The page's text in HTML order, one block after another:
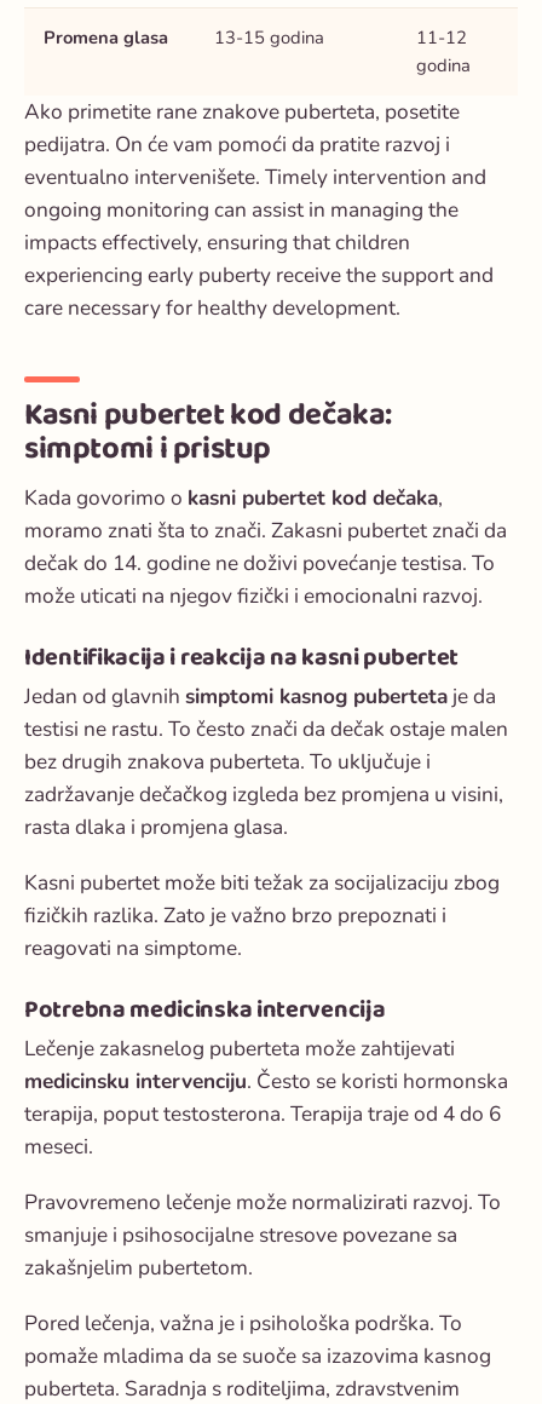
Promena glasa 13-15 godina
11-12
godina
Ako primetite rane znakove puberteta, posetite
pedijatra. On će vam pomoći da pratite razvoj i
eventualno intervenišete. Timely intervention and
ongoing monitoring can assist in managing the
impacts effectively, ensuring that children
experiencing early puberty receive the support and
care necessary for healthy development.
Kasni pubertet kod dečaka:
simptomi i pristup
Kada govorimo o kasni pubertet kod dečaka,
moramo znati šta to znači. Zakasni pubertet znači da
dečak do 14. godine ne doživi povećanje testisa. To
može uticati na njegov fizički i emocionalni razvoj.
Identifikacija i reakcija na kasni pubertet
Jedan od glavnih simptomi kasnog puberteta je da
testisi ne rastu. To često znači da dečak ostaje malen
bez drugih znakova puberteta. To uključuje i
zadržavanje dečačkog izgleda bez promjena u visini,
rasta dlaka i promjena glasa.
Kasni pubertet može biti težak za socijalizaciju zbog
fizičkih razlika. Zato je važno brzo prepoznati i
reagovati na simptome.
Potrebna medicinska intervencija
Lečenje zakasnelog puberteta može zahtijevati
medicinsku intervenciju. Često se koristi hormonska
terapija, poput testosterona. Terapija traje od 4 do 6
meseci.
Pravovremeno lečenje može normalizirati razvoj. To
smanjuje i psihosocijalne stresove povezane sa
zakašnjelim pubertetom.
Pored lečenja, važna je i psihološka podrška. To
pomaže mladima da se suoče sa izazovima kasnog
puberteta. Saradnja s roditeljima, zdravstvenim